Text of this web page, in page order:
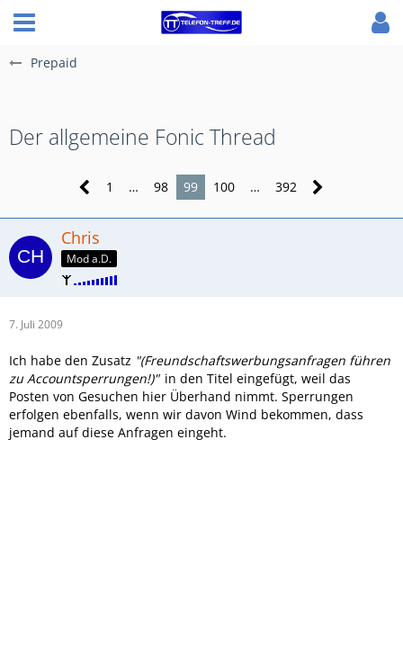
Prepaid
Der allgemeine Fonic Thread
1 … 98 99 100 … 392
Chris
Mod a.D.
7. Juli 2009
Ich habe den Zusatz "(Freundschaftswerbungsanfragen führen
zu Accountsperrungen!)" in den Titel eingefügt, weil das
Posten von Gesuchen hier Überhand nimmt. Sperrungen
erfolgen ebenfalls, wenn wir davon Wind bekommen, dass
jemand auf diese Anfragen eingeht.